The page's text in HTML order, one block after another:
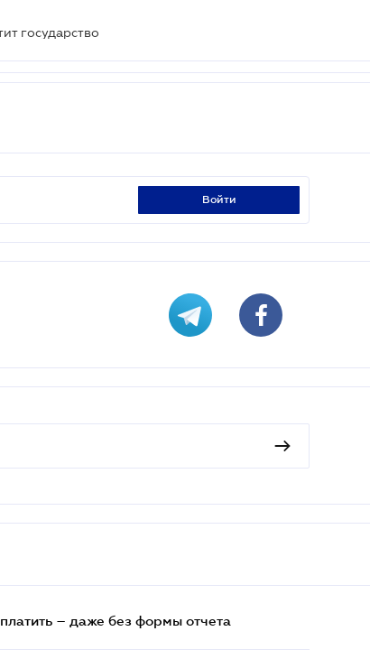
государство
войти
– даже без формы отчета